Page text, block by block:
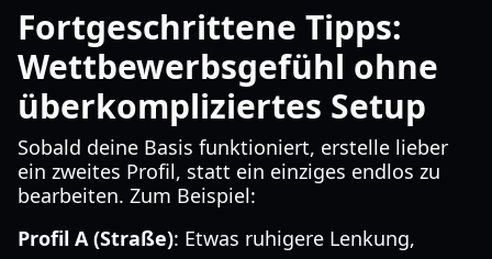
Fortgeschrittene Tipps:
Wettbewerbsgefühl ohne
überkompliziertes Setup
Sobald deine Basis funktioniert, erstelle lieber
ein zweites Profil, statt ein einziges endlos zu
bearbeiten. Zum Beispiel:
Profil A (Straße): Etwas ruhigere Lenkung,